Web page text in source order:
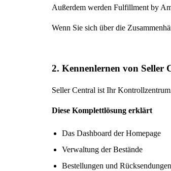
Außerdem werden Fulfillment by
Wenn Sie sich über die
2. Kennenlernen von Seller
Seller Central ist Ihr
Diese Komplettlösung erklärt
Das Dashboard der Homepage
Verwaltung der Bestände
Bestellungen und Rücksendungen